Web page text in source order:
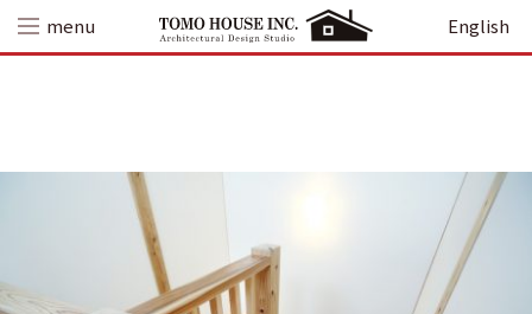
content
menu English